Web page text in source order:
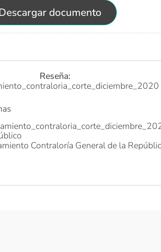
documento
Reseña:
Contraloría General de la